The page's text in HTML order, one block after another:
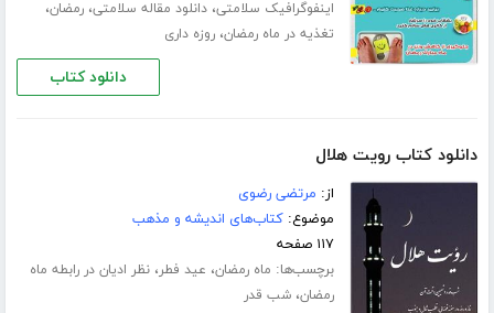
اینفوگرافیک سلامتی،دانلود مقاله سلامتی،رمضان،
تغذیه در ماه رمضان،روزه داری
دانلود کتاب
دانلود کتاب رویت هلال
از: مرتضی رضوی
موضوع:کتاب‌های اندیشه و مذهب
۱۱۷ صفحه
برچسب‌ها: ماه رمضان، عید فطر،نظر ادیان در رابطه ماه
رمضان،شب قدر